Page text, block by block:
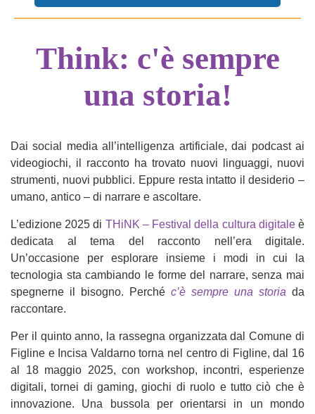
Think: c'è sempre
una storia!
Dai social media all’intelligenza artificiale, dai podcast ai
videogiochi, il racconto ha trovato nuovi linguaggi, nuovi
strumenti, nuovi pubblici. Eppure resta intatto il desiderio –
umano, antico – di narrare e ascoltare.
L’edizione 2025 di THiNK – Festival della cultura digitaleè
dedicata al tema del racconto nell’era digitale.
Un’occasione per esplorare insieme i modi in cui la
tecnologia sta cambiando le forme del narrare, senza mai
spegnerne il bisogno. Perché c’è sempre una storia da
raccontare.
Per il quinto anno, la rassegna organizzata dal Comune di
Figline e Incisa Valdarno torna nel centro di Figline, dal 16
al 18 maggio 2025, con workshop, incontri, esperienze
digitali, tornei di gaming, giochi di ruolo e tutto ciò che è
innovazione. Una bussola per orientarsi in un mondo